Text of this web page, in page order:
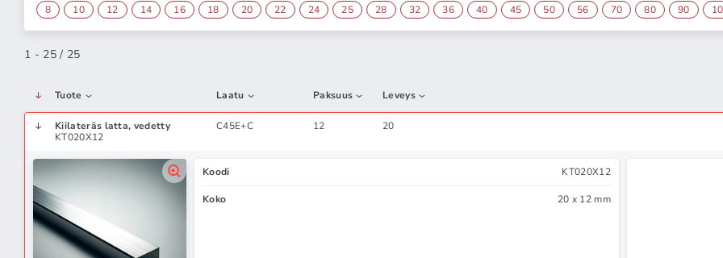
8 10 12 14 16 18 20 22 24 25 28 32 36 40 45 50 56 70 80 90
1 - 25 / 25
Tuote Laatu Paksuus Leveys
Kiilateräs latta, vedetty
KT020X12
C45E+C 12 20
Koodi KT020X12
Koko 20 x 12 mm